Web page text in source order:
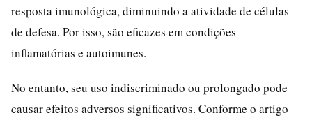
resposta imunológica, diminuindo a atividade de células
de defesa. Por isso, são eficazes em condições
inflamatórias e autoimunes.
No entanto, seu uso indiscriminado ou prolongado pode
causar efeitos adversos significativos. Conforme o artigo